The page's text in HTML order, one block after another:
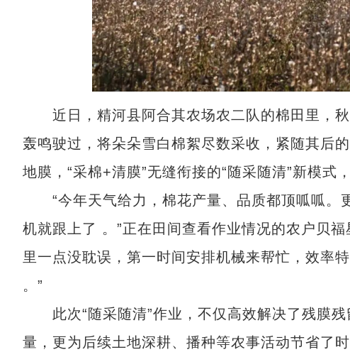
近日，精河县阿合其农场农二队的棉田里，秋
轰鸣驶过，将朵朵雪白棉絮尽数采收，紧随其后
地膜，“采棉+清膜”无缝衔接的“随采随清”新模式
“今年天气给力，棉花产量、品质都顶呱呱。
机就跟上了 。”正在田间查看作业情况的农户贝
里一点没耽误，第一时间安排机械来帮忙，效率
。”
此次“随采随清”作业，不仅高效解决了残膜残
量，更为后续土地深耕、播种等农事活动节省了